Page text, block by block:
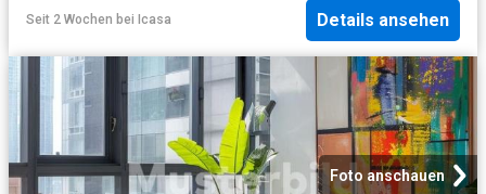
Seit 2 Wochen bei Icasa Details ansehen
Foto anschauen